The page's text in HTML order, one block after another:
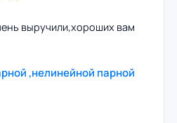
выручили,хороших вам
,нелинейной парной